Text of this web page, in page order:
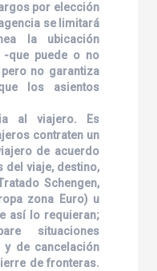
por elección
se limitará
la ubicación
que puede o no
no garantiza
los asientos
al viajero. Es
contraten un
de acuerdo
del viaje, destino,
Schengen,
zona Euro) u
así lo requieran;
situaciones
y de cancelación
de fronteras.